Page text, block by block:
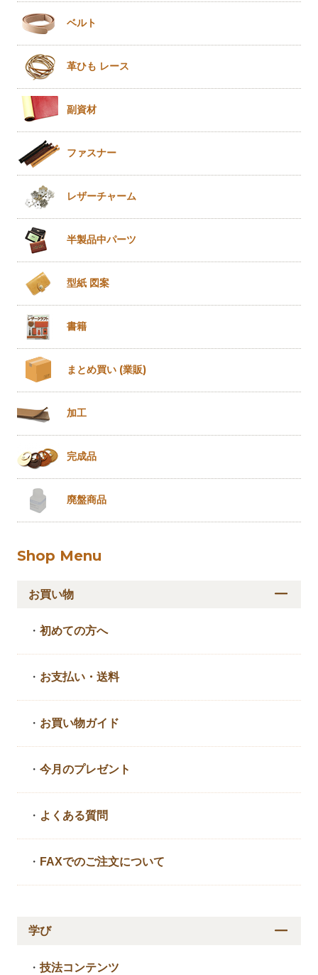
ベルト
革ひも レース
副資材
ファスナー
レザーチャーム
半製品中パーツ
型紙 図案
書籍
まとめ買い (業販)
加工
完成品
廃盤商品
Shop Menu
お買い物
・初めての方へ
・ お支払い・送料
・ お買い物ガイド
・今月のプレゼント
・ よくある質問
・ FAXでのご注文について
学び
・技法コンテンツ